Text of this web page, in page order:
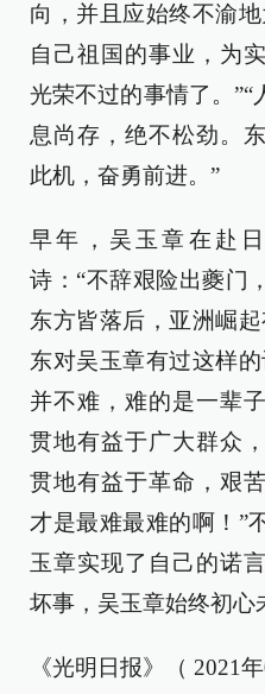
向，并且应始终不渝
自己祖国的事业，为
光荣不过的事情了。
息尚存，绝不松劲。
此机，奋勇前进。”
早年，吴玉章在赴
诗：“不辞艰险出夔门
东方皆落后，亚洲崛
东对吴玉章有过这样
并不难，难的是一辈
贯地有益于广大群众
贯地有益于革命，艰
才是最难最难的啊！”
玉章实现了自己的诺
坏事，吴玉章始终初心
《光明日报》（ 2021